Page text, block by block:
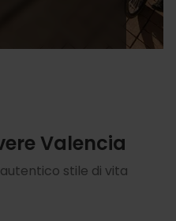
Valencia
stile di vita